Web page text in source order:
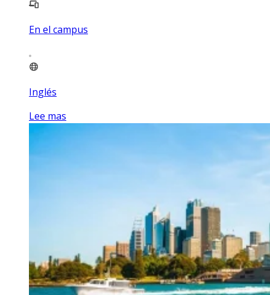
En el campus
Inglés
Lee mas